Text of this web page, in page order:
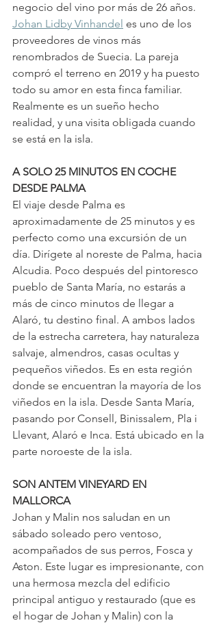
negocio del vino por más de 26 años.
Johan Lidby Vinhandel es uno de los
proveedores de vinos más
renombrados de Suecia. La pareja
compró el terreno en 2019 y ha puesto
todo su amor en esta finca familiar.
Realmente es un sueño hecho
realidad, y una visita obligada cuando
se está en la isla.
A SOLO 25 MINUTOS EN COCHE
DESDE PALMA
El viaje desde Palma es
aproximadamente de 25 minutos y es
perfecto como una excursión de un
día. Dirígete al noreste de Palma, hacia
Alcudia. Poco después del pintoresco
pueblo de Santa María, no estarás a
más de cinco minutos de llegar a
Alaró, tu destino final. A ambos lados
de la estrecha carretera, hay naturaleza
salvaje, almendros, casas ocultas y
pequeños viñedos. Es en esta región
donde se encuentran la mayoría de los
viñedos en la isla. Desde Santa María,
pasando por Consell, Binissalem, Pla i
Llevant, Alaró e Inca. Está ubicado en la
parte noroeste de la isla.
SON ANTEM VINEYARD EN
MALLORCA
Johan y Malin nos saludan en un
sábado soleado pero ventoso,
acompañados de sus perros, Fosca y
Aston. Este lugar es impresionante, con
una hermosa mezcla del edificio
principal antiguo y restaurado (que es
el hogar de Johan y Malin) con la